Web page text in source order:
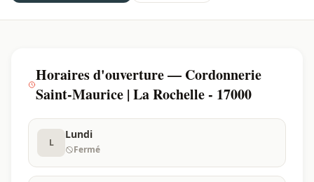
Horaires d'ouverture — Cordonnerie
Saint-Maurice | La Rochelle - 17000
L
Lundi
Fermé